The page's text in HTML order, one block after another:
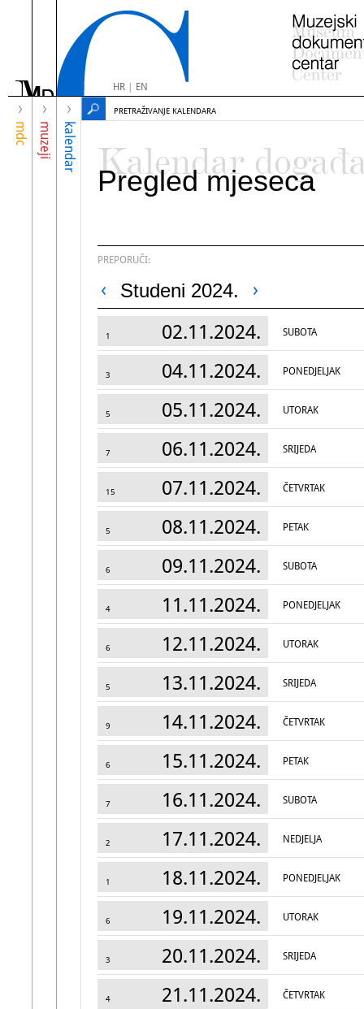
HR| EN
mdc muzeji kalendar
PRETRAŽIVANJE KALENDARA
Kalendar
Pregled mjeseca
PREPORUČI:
Studeni 2024.
1 02.11.2024. SUBOTA
3 04.11.2024. PONEDJELJAK
5 05.11.2024. UTORAK
7 06.11.2024. SRIJEDA
15 07.11.2024. ČETVRTAK
5 08.11.2024. PETAK
6 09.11.2024. SUBOTA
4 11.11.2024. PONEDJELJAK
6 12.11.2024. UTORAK
5 13.11.2024. SRIJEDA
9 14.11.2024. ČETVRTAK
6 15.11.2024. PETAK
7 16.11.2024. SUBOTA
2 17.11.2024. NEDJELJA
1 18.11.2024. PONEDJELJAK
6 19.11.2024. UTORAK
3 20.11.2024. SRIJEDA
4 21.11.2024. ČETVRTAK